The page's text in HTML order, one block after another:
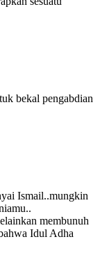
bekal pengabdian
Ismail..mungkin
membunuh
Idul Adha